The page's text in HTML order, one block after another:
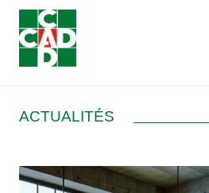
ACTUALITÉS
Panneau de gestion des cookies